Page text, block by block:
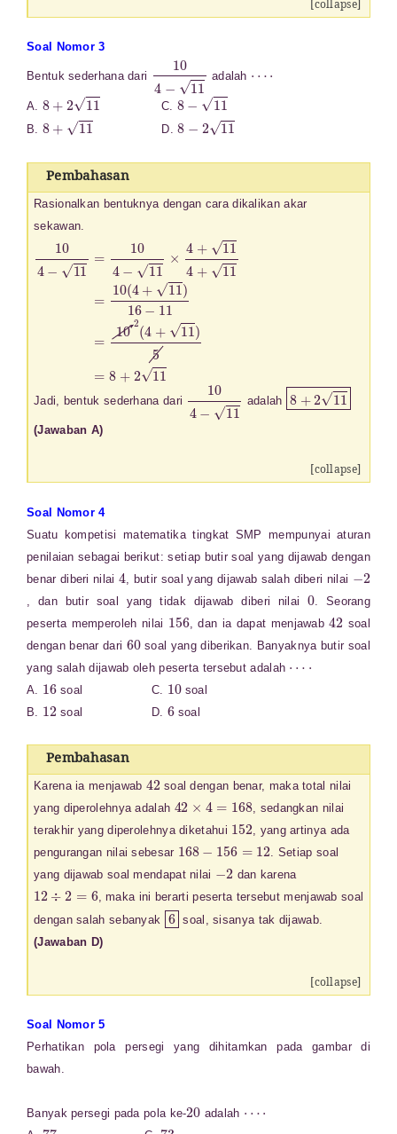
[collapse]
Soal Nomor 3
Bentuk sederhana dari
4−11
adalah
A.
8 11
C.
8−11
B.
8
D.
8 11
Pembahasan
Rasionalkan bentuknya dengan cara dikalikan akar
sekawan.
10 4−11×4+114
Jadi, bentuk sederhana dari
4−11
adalah
8+211
(Jawaban A)
[collapse]
Soal Nomor 4
Suatu kompetisi matematika tingkat SMP mempunyai aturan
penilaian sebagai berikut: setiap butir soal yang dijawab dengan
benar diberi nilai
4
, butir soal yang dijawab salah diberi nilai
2
, dan butir soal yang tidak dijawab diberi nilai
0
. Seorang
peserta memperoleh nilai
156
, dan ia dapat menjawab
42
soal
dengan benar dari
60
soal yang diberikan. Banyaknya butir soal
yang salah dijawab oleh peserta tersebut adalah
A.
16
soal C.
10
soal
B.
12
soal D.
6
soal
Pembahasan
Karena ia menjawab
42
soal dengan benar, maka total nilai
yang diperolehnya adalah
42 = 168
, sedangkan nilai
terakhir yang diperolehnya diketahui
152
, yang artinya ada
pengurangan nilai sebesar
168 156= 12
. Setiap soal
yang dijawab soal mendapat nilai
2
dan karena
12 2=
, maka ini berarti peserta tersebut menjawab soal
dengan salah sebanyak
6
soal, sisanya tak dijawab.
(Jawaban D)
[collapse]
Soal Nomor 5
Perhatikan pola persegi yang dihitamkan pada gambar di
bawah.
Banyak persegi pada pola ke-
20
adalah
77 73